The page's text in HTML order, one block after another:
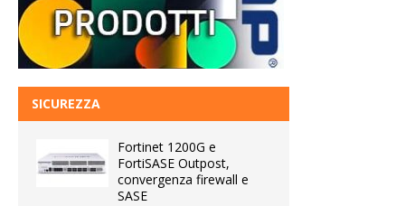
SICUREZZA
Fortinet 1200G e
FortiSASE Outpost,
convergenza firewall e
SASE